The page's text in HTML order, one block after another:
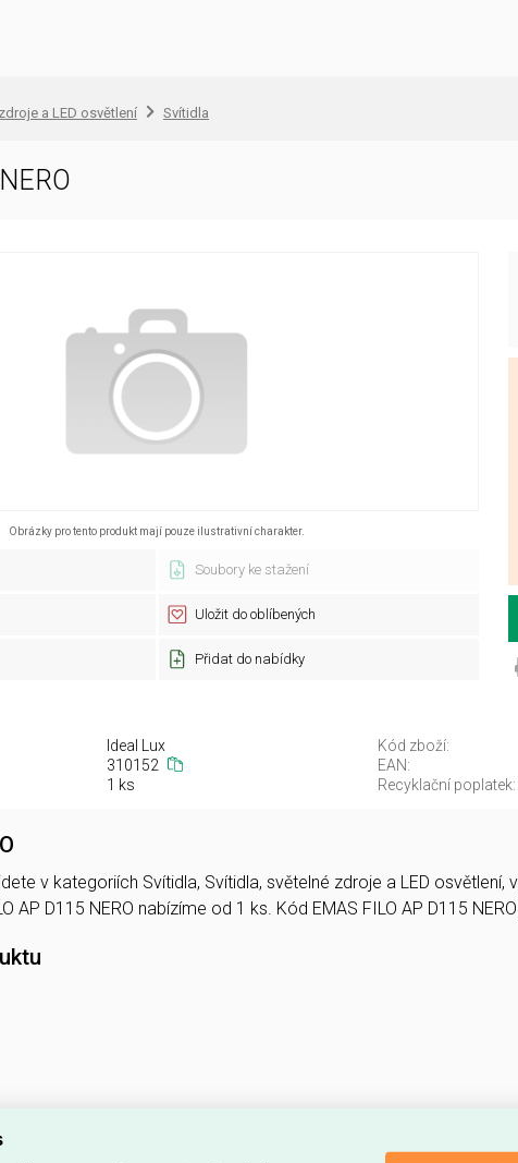
a LED osvětlení Svítidla
Obrázky pro tento produkt mají pouze ilustrativní charakter.
Soubory ke stažení
Uložit do oblíbených
Přidat do nabídky
Ideal Lux Kód zboží:
310152 EAN:
1 ks Recyklační poplatek:
v kategoriích Svítidla, Svítidla, světelné zdroje a LED
AP D115 NERO nabízíme od 1 ks. Kód EMAS FILO AP D115